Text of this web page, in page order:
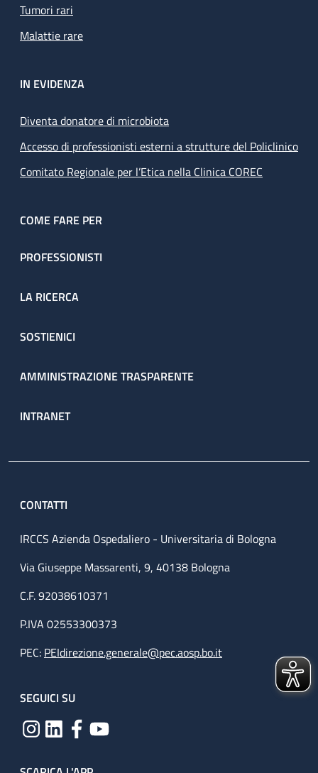
Tumori rari
Malattie rare
IN EVIDENZA
Diventa donatore di microbiota
Accesso di professionisti esterni a strutture del Policlinico
Comitato Regionale per l’Etica nella Clinica COREC
COME FARE PER
PROFESSIONISTI
LA RICERCA
SOSTIENICI
AMMINISTRAZIONE TRASPARENTE
INTRANET
CONTATTI
IRCCS Azienda Ospedaliero - Universitaria di Bologna
Via Giuseppe Massarenti, 9, 40138 Bologna
C.F. 92038610371
P.IVA 02553300373
PEC: PEIdirezione.generale@pec.aosp.bo.it
SEGUICI SU